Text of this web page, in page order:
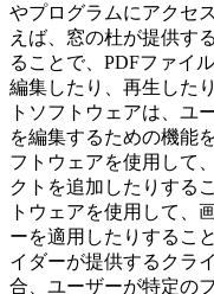
やプログラムにアクセ
えば、窓の杜が提供す
ることで、PDFファイ
編集したり、再生した
トソフトウェアは、ユ
を編集するための機能
フトウェアを使用して
クトを追加したりする
トウェアを使用して、
ーを適用したりするこ
イダーが提供するクラ
合、ユーザーが特定の